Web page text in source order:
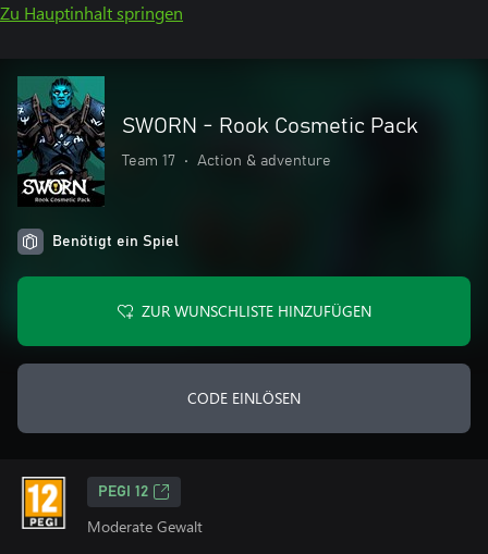
Zu Hauptinhalt springen
SWORN - Rook Cosmetic Pack
Team 17 • Action & adventure
Benötigt ein Spiel
ZUR WUNSCHLISTE HINZUFÜGEN
CODE EINLÖSEN
PEGI 12
Moderate Gewalt